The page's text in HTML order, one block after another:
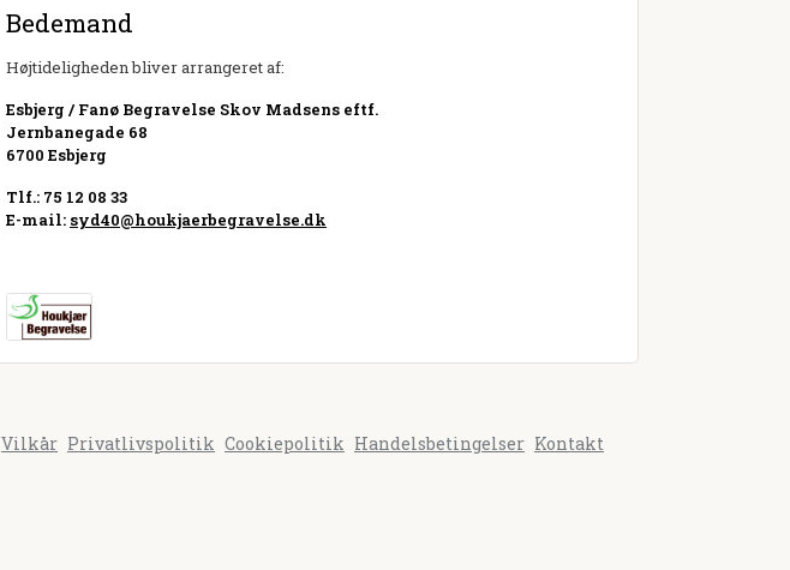
Bedemand
Højtideligheden bliver arrangeret af:
Esbjerg / Fanø Begravelse Skov Madsens eftf.
Jernbanegade 68
6700 Esbjerg
Tlf.: 75 12 08 33
E-mail: syd40@houkjaerbegravelse.dk
Vilkår Privatlivspolitik Cookiepolitik Handelsbetingelser Kontakt